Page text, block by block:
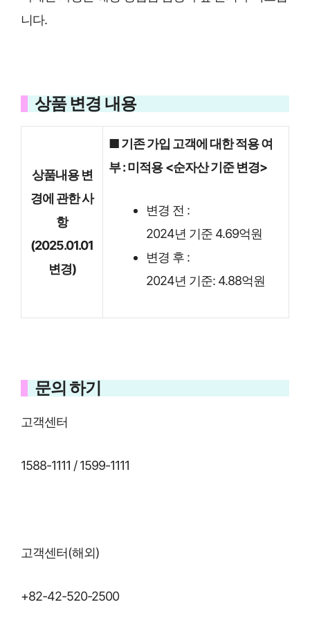
니다.
상품 변경 내용
상품내용 변
경에 관한 사
항
(2025.01.01
변경)
■ 기존 가입 고객에 대한 적용 여
부 : 미적용 <순자산 기준 변경>
변경 전 :
2024년 기준 4.69억원
변경 후 :
2024년 기준: 4.88억원
문의 하기
고객센터
1588-1111 / 1599-1111
고객센터(해외)
+82-42-520-2500